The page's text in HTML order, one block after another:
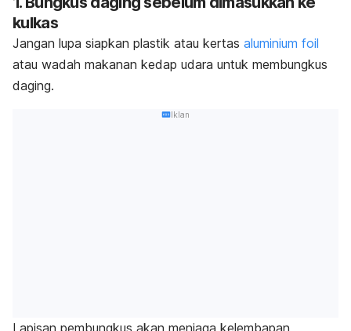
kulkas
Jangan lupa siapkan plastik atau kertas aluminium foil
atau wadah makanan kedap udara untuk membungkus
daging.
Iklan
Lapisan pembungkus akan menjaga kelembapan,